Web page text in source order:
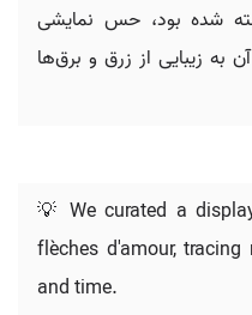
شده بود، حس نمایشی
به زیبایی از زرق و برق‌ها
💡 We curated a
flèches d'amour,
and time.